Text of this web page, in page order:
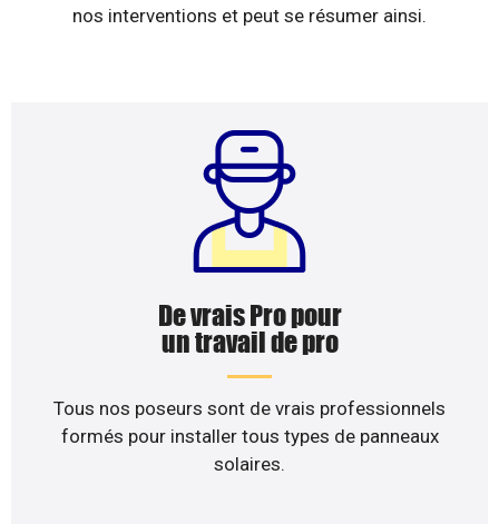
nos interventions et peut se résumer ainsi.
De vrais Pro pour
un travail de pro
Tous nos poseurs sont de vrais professionnels
formés pour installer tous types de panneaux
solaires.